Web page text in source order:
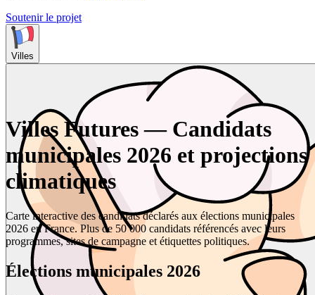
Soutenir le projet
Villes
Villes Futures — Candidats
municipales 2026 et projections
climatiques
Carte interactive des candidats déclarés aux élections municipales
2026 en France. Plus de 50 000 candidats référencés avec leurs
programmes, sites de campagne et étiquettes politiques.
Élections municipales 2026